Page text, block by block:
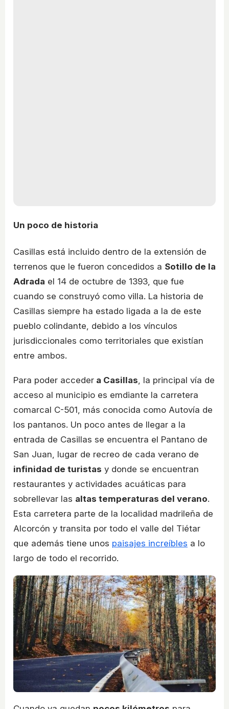
Un poco de historia
Casillas está incluido dentro de la extensión de
terrenos que le fueron concedidos a Sotillo de la
Adrada el 14 de octubre de 1393, que fue
cuando se construyó como villa. La historia de
Casillas siempre ha estado ligada a la de este
pueblo colindante, debido a los vínculos
jurisdiccionales como territoriales que existían
entre ambos.
Para poder acceder a Casillas , la principal vía de
acceso al municipio es emdiante la carretera
comarcal C-501, más conocida como Autovía de
los pantanos. Un poco antes de llegar a la
entrada de Casillas se encuentra el Pantano de
San Juan, lugar de recreo de cada verano de
infinidad de turistas y donde se encuentran
restaurantes y actividades acuáticas para
sobrellevar las altas temperaturas del verano.
Esta carretera parte de la localidad madrileña de
Alcorcón y transita por todo el valle del Tiétar
que además tiene unos paisajes increíbles a lo
largo de todo el recorrido.